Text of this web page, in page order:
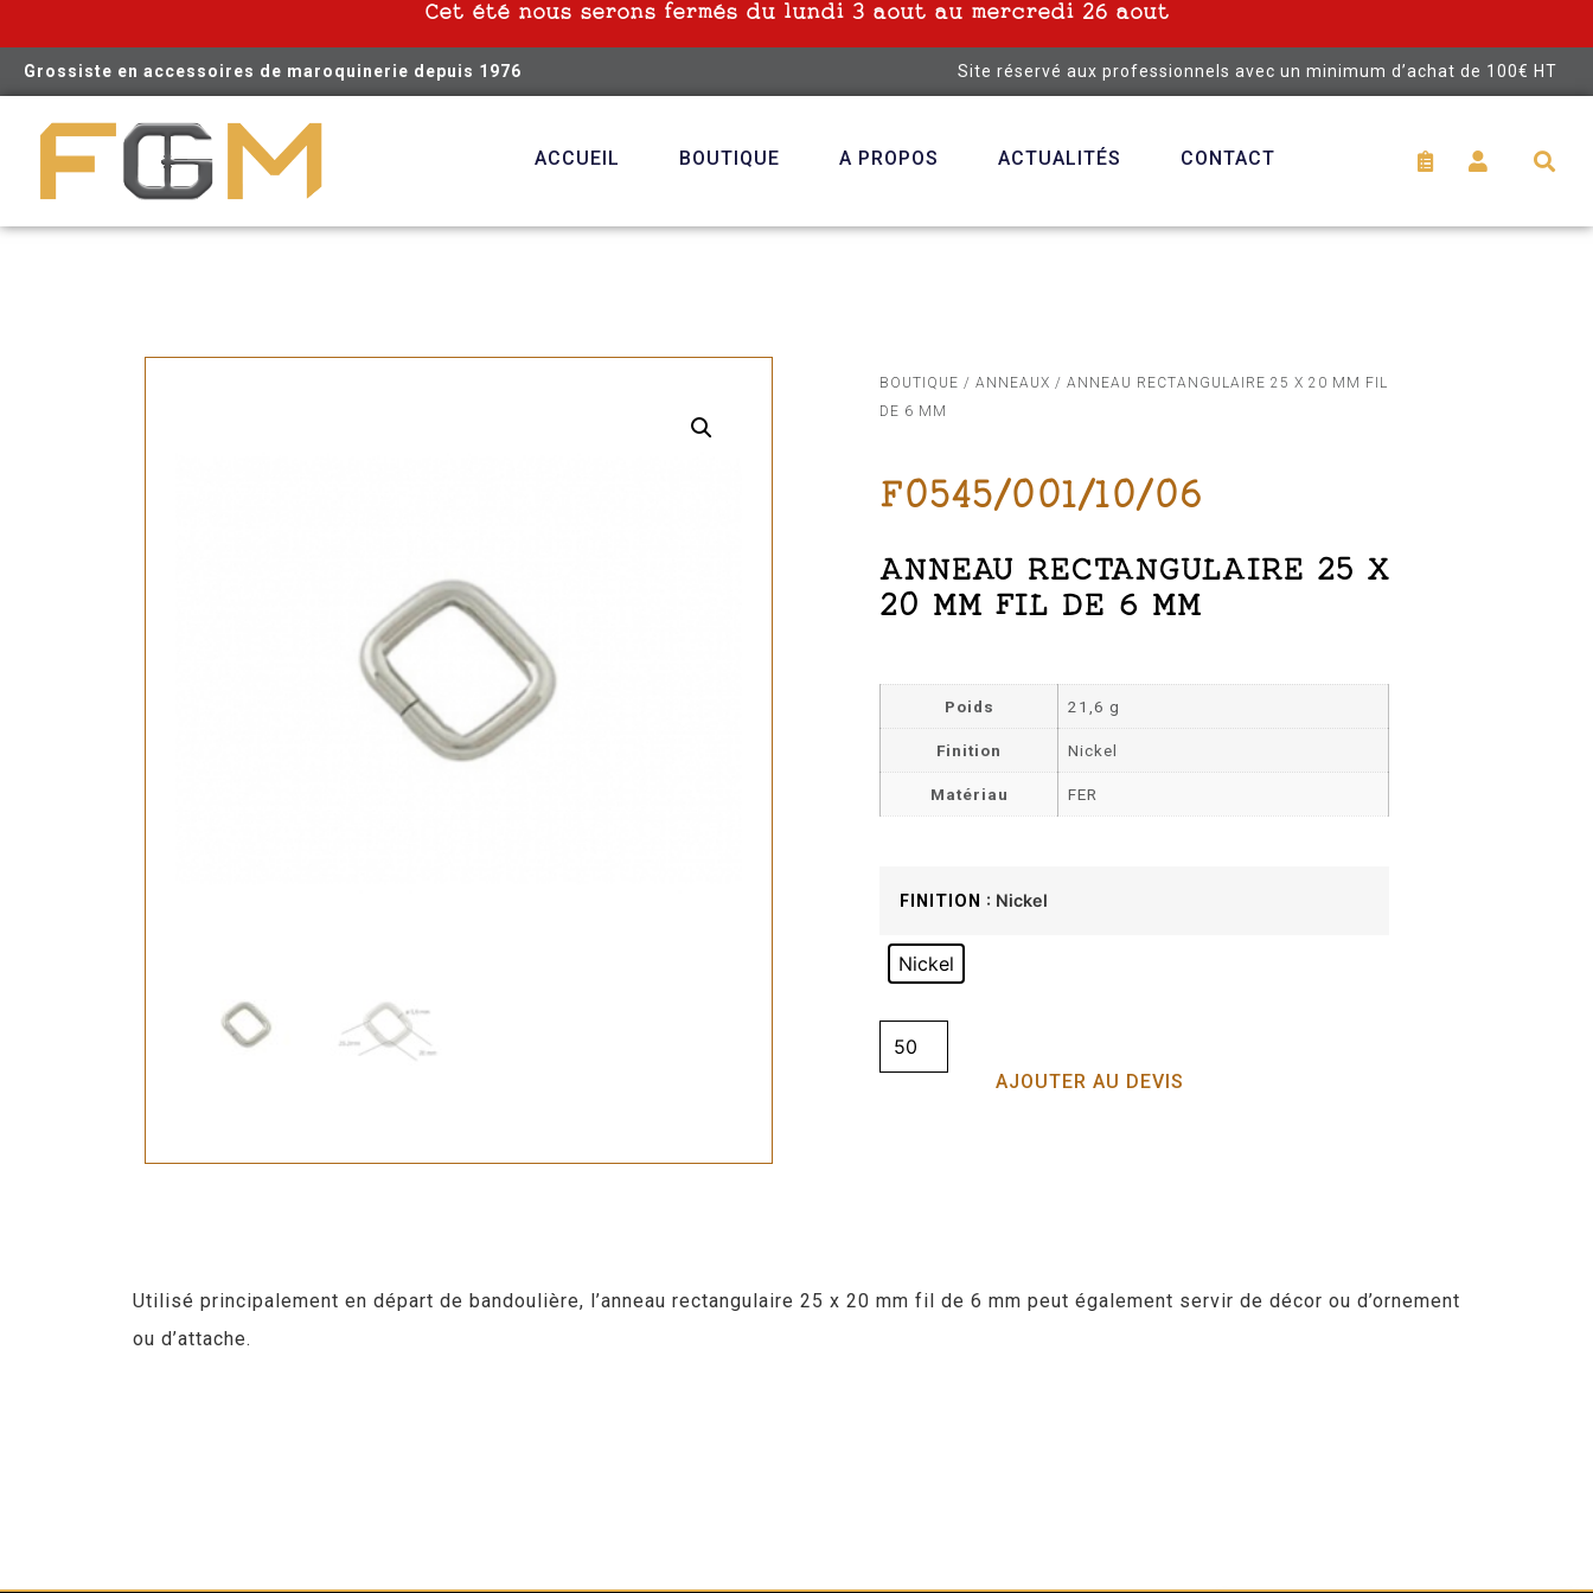
Cet été nous serons fermés du lundi 3 aout au mercredi 26 aout
Grossiste en accessoires de maroquinerie depuis 1976 Site réservé aux professionnels avec un minimum d’achat de 100€ HT
ACCUEIL BOUTIQUE A PROPOS ACTUALITÉS CONTACT
BOUTIQUE / ANNEAUX / ANNEAU RECTANGULAIRE 25 X 20 MM FIL
DE 6 MM
F0545/001/10/06
ANNEAU RECTANGULAIRE 25 X
20 MM FIL DE 6 MM
Poids 21,6 g
Finition Nickel
Matériau FER
FINITION : Nickel
Nickel
AJOUTER AU DEVIS
Utilisé principalement en départ de bandoulière, l’anneau rectangulaire 25 x 20 mm fil de 6 mm peut également servir de décor ou d’ornement
ou d’attache.